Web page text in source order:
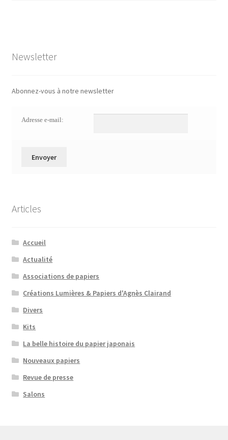
Newsletter
Abonnez-vous à notre newsletter
Adresse e-mail:
Articles
Accueil
Actualité
Associations de papiers
Créations Lumières & Papiers d'Agnès Clairand
Divers
Kits
La belle histoire du papier japonais
Nouveaux papiers
Revue de presse
Salons